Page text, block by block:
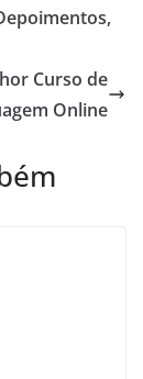
Curso de
Online